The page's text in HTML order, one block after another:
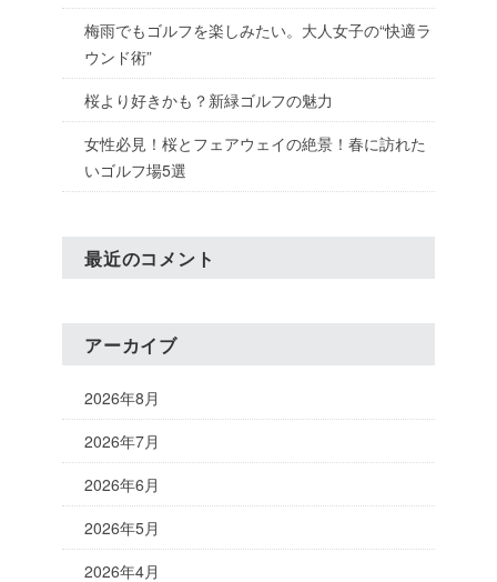
梅雨でもゴルフを楽しみたい。大人女子の“快適ラ
ウンド術”
桜より好きかも？新緑ゴルフの魅力
女性必見！桜とフェアウェイの絶景！春に訪れた
いゴルフ場5選
最近のコメント
アーカイブ
2026年8月
2026年7月
2026年6月
2026年5月
2026年4月